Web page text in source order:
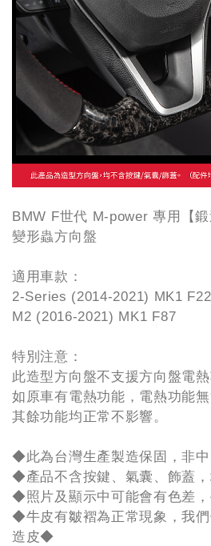
BMW F世代 M-power 專用【鍛
變形蟲方向盤
適用車款：
2-Series (2014-2021) MK1
M2 (2016-2021) MK1 F87
特別注意：
此造型方向盤不支援方向盤電熱
如原車有電熱功能，電熱功能無
其餘功能均正常不影響。
◆此為台灣生產製造保固，非
◆產品不含按鍵、氣囊、飾蓋
◆照片及顯示中可能會有色差
◆牛皮有皺褶為正常現象，我
造皮◆